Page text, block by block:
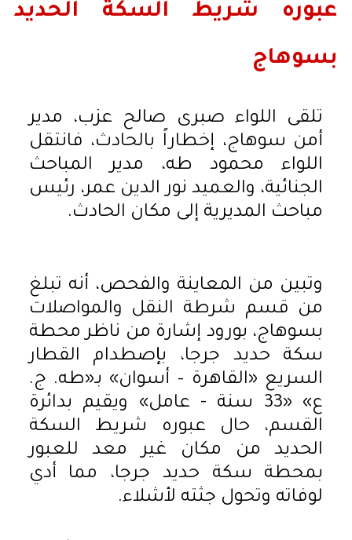
عبوره شريط السكة الحديد
بسوهاج
تلقى اللواء صبرى صالح عزب، مدير
أمن سوهاج، إخطاراً بالحادث، فانتقل
اللواء محمود طه، مدير المباحث
الجنائية، والعميد نور الدين عمر، رئيس
مباحث المديرية إلى مكان الحادث.
وتبين من المعاينة والفحص، أنه تبلغ
من قسم شرطة النقل والمواصلات
بسوهاج، بورود إشارة من ناظر محطة
سكة حديد جرجا، بإصطدام القطار
السريع «القاهرة – أسوان» بـ«طه. ج.
ع» «33 سنة - عامل» ويقيم بدائرة
القسم، حال عبوره شريط السكة
الحديد من مكان غير معد للعبور
بمحطة سكة حديد جرجا، مما أدي
لوفاته وتحول جثته لأشلاء.